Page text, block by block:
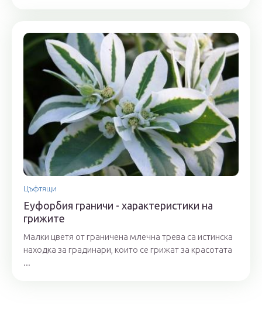
Цъфтящи
Еуфорбия граничи - характеристики на
грижите
Малки цветя от граничена млечна трева са истинска
находка за градинари, които се грижат за красотата
...